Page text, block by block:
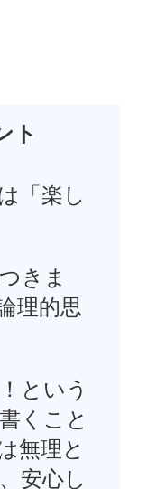
ト
「楽し
きま
理的思
という
くこと
無理と
安心し